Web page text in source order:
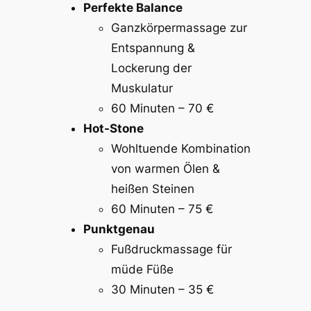
Perfekte Balance
Ganzkörpermassage zur
Entspannung &
Lockerung der
Muskulatur
60 Minuten – 70 €
Hot-Stone
Wohltuende Kombination
von warmen Ölen &
heißen Steinen
60 Minuten – 75 €
Punktgenau
Fußdruckmassage für
müde Füße
30 Minuten – 35 €